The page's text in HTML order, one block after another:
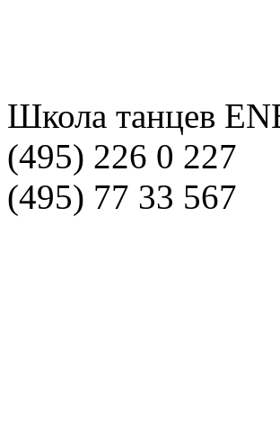
Школа танцев
(495) 226 0 227
(495) 77 33 567